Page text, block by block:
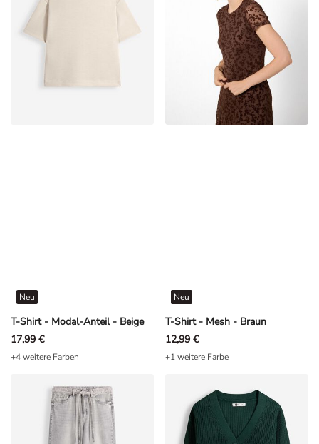
T-Shirt - Modal-Anteil - Beige
Neu
17,99 €
+4 weitere Farben
T-Shirt - Mesh - Braun
Neu
12,99 €
+1 weitere Farbe